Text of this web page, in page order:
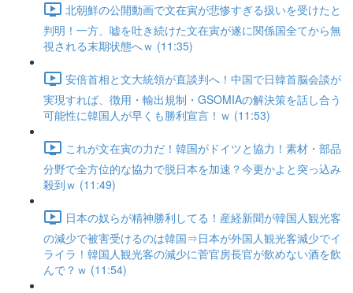
北朝鮮の公開動画で文在寅が悲惨すぎる扱いを受けたと
判明！一方、嘘を吐き続けた文在寅が遂に関係国全てから無
視される末期状態へｗ (11:35)
安倍首相と文大統領が直談判へ！中国で日韓首脳会談が
実現すれば、徴用・輸出規制・GSOMIAの解決策を話し合う
可能性に韓国人が早くも勝利宣言！ｗ (11:53)
これが文在寅の力だ！韓国がドイツと協力！素材・部品
分野で全方位的な協力で脱日本を加速？今更かよと突っ込み
殺到ｗ (11:49)
日本の奴らが精神勝利してる！産経新聞が韓国人観光客
の減少で被害受けるのは韓国⇒日本が外国人観光客減少でイ
ライラ！韓国人観光客の減少に菅官房長官が飲めない酒を飲
んで？ｗ (11:54)